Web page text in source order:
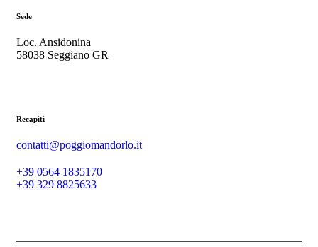
Sede
Loc. Ansidonina
58038 Seggiano GR
Recapiti
contatti@poggiomandorlo.it
+39 0564 1835170
+39 329 8825633